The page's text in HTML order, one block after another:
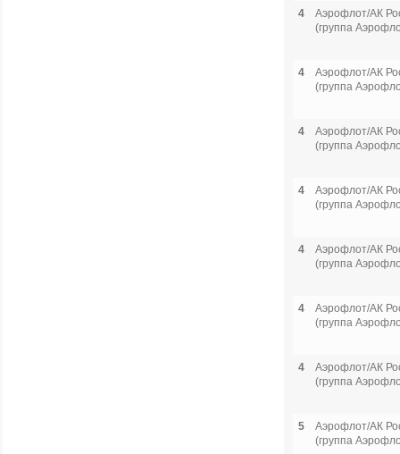
4
Аэрофлот/АК
(группа
4
Аэрофлот/АК
(группа
4
Аэрофлот/АК
(группа
4
Аэрофлот/АК
(группа
4
Аэрофлот/АК
(группа
4
Аэрофлот/АК
(группа
4
Аэрофлот/АК
(группа
5
Аэрофлот/АК
(группа